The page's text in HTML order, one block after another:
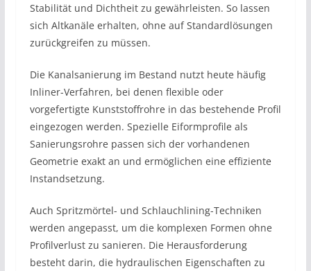
Stabilität und Dichtheit zu gewährleisten. So lassen
sich Altkanäle erhalten, ohne auf Standardlösungen
zurückgreifen zu müssen.
Die Kanalsanierung im Bestand nutzt heute häufig
Inliner-Verfahren, bei denen flexible oder
vorgefertigte Kunststoffrohre in das bestehende Profil
eingezogen werden. Spezielle Eiformprofile als
Sanierungsrohre passen sich der vorhandenen
Geometrie exakt an und ermöglichen eine effiziente
Instandsetzung.
Auch Spritzmörtel- und Schlauchlining-Techniken
werden angepasst, um die komplexen Formen ohne
Profilverlust zu sanieren. Die Herausforderung
besteht darin, die hydraulischen Eigenschaften zu